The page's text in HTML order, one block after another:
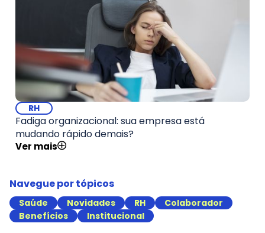
RH
Fadiga organizacional: sua empresa está
mudando rápido demais?
Ver mais
Navegue por tópicos
Saúde Novidades RH
Colaborador
Benefícios
Institucional